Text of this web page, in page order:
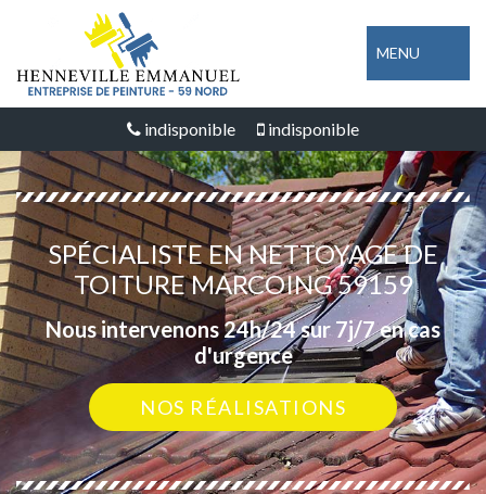
MENU
indisponible indisponible
SPÉCIALISTE EN NETTOYAGE DE
TOITURE MARCOING 59159
Nous intervenons 24h/24 sur 7j/7 en cas
d'urgence
NOS RÉALISATIONS